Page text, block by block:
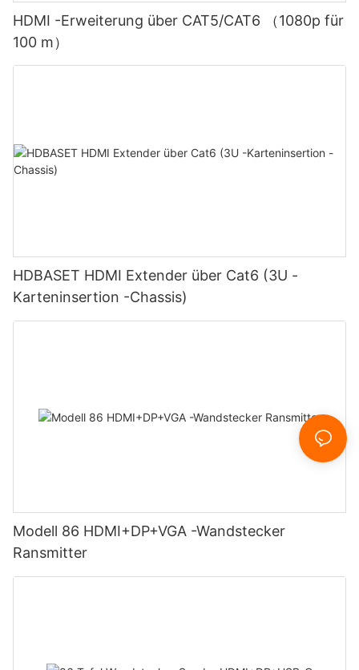
HDMI -Erweiterung über CAT5/CAT6 （1080p für
100 m）
HDBASET HDMI Extender über Cat6 (3U -
Karteninsertion -Chassis)
Modell 86 HDMI+DP+VGA -Wandstecker
Ransmitter